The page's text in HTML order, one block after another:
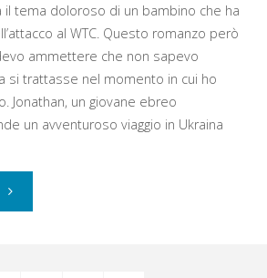
il tema doloroso di un bambino che ha
al WTC. Questo romanzo però
ammettere che non sapevo
si trattasse nel momento in cui ho
Jonathan, un giovane ebreo
un avventuroso viaggio in Ukraina